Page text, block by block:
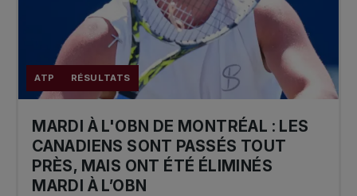
ATP RÉSULTATS
MARDI À L'OBN DE MONTRÉAL : LES
CANADIENS SONT PASSÉS TOUT
PRÈS, MAIS ONT ÉTÉ ÉLIMINÉS
MARDI À L’OBN